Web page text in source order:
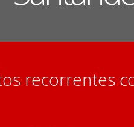
recorrentes